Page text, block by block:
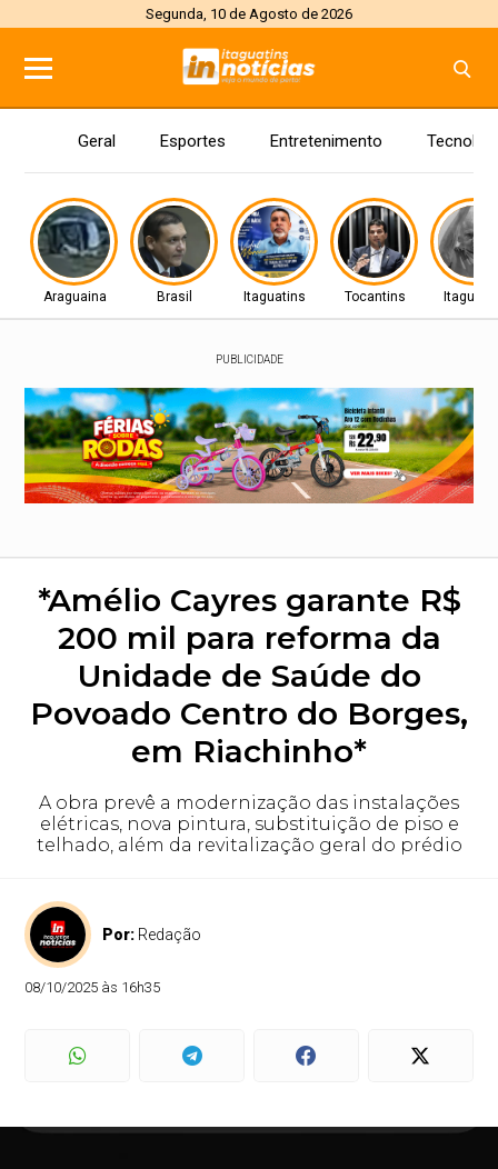
Segunda, 10 de Agosto de 2026
Geral Esportes Entretenimento
Araguaina Brasil Itaguatins Tocantins
PUBLICIDADE
*Amélio Cayres garante R$
200 mil para reforma da
Unidade de Saúde do
Povoado Centro do Borges,
em Riachinho*
A obra prevê a modernização das instalações
elétricas, nova pintura, substituição de piso e
telhado, além da revitalização geral do prédio
Por: Redação
08/10/2025 às 16h35